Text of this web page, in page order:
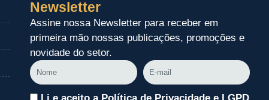
Newsletter
Assine nossa Newsletter para receber em
primeira mão nossas publicações, promoções e
novidade do setor.
Nome
E-
mail
Li e aceito a Política de Privacidade e LGPD